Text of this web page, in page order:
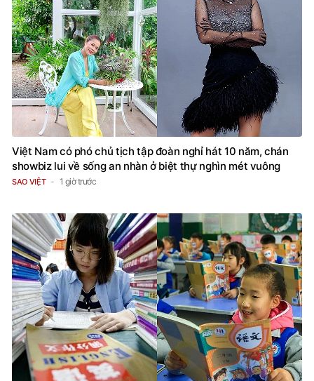
Việt Nam có phó chủ tịch tập đoàn nghỉ hát 10 năm, chán
showbiz lui về sống an nhàn ở biệt thự nghìn mét vuông
SAO VIỆT 1 giờ trước